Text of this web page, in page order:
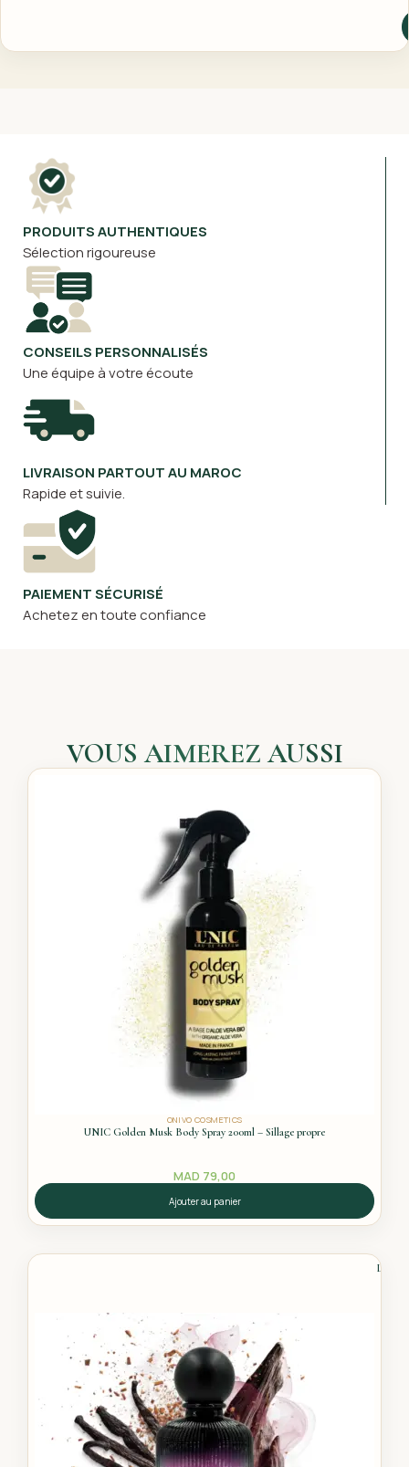
PRODUITS AUTHENTIQUES
Sélection rigoureuse
CONSEILS PERSONNALISÉS
Une équipe à votre écoute
LIVRAISON PARTOUT AU MAROC
Rapide et suivie.
PAIEMENT SÉCURISÉ
Achetez en toute confiance
VOUS AIMEREZ AUSSI
ONIVO COSMETICS
UNIC Golden Musk Body Spray 200ml – Sillage propre
MAD 79,00
Ajouter au panier
La